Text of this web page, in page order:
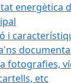
energètica
i
fotografies,
etc